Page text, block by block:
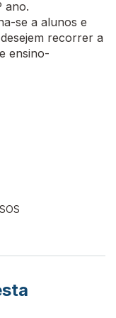
ano.
se a alunos e
recorrer a
ensino-